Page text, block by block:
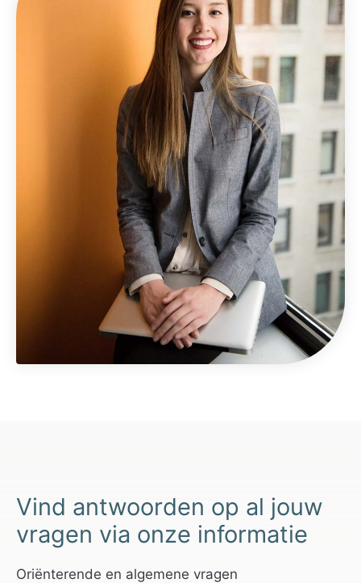
Vind antwoorden op al jouw
vragen via onze informatie
Oriënterende en algemene vragen